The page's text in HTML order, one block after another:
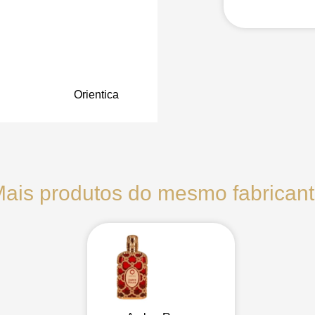
Orientica
produtos do mesmo